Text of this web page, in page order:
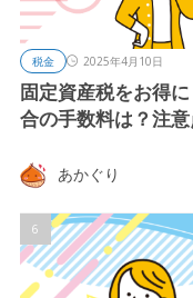
税金 2025年4月10日
固定資産税をお得
合の手数料は？注
あかぐり